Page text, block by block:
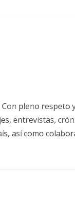
pleno respeto
entrevistas,
así como